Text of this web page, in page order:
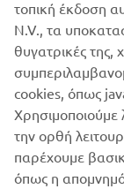
εμπορικούς
της Yamaha
Co., Ltd.
Πάντα, να
κανόνες οδικής
τοπική έκδοση
N.V., τα
θυγατρικές της,
cookies, όπως
Χρησιμοποιούμε
την ορθή
παρέχουμε
όπως η